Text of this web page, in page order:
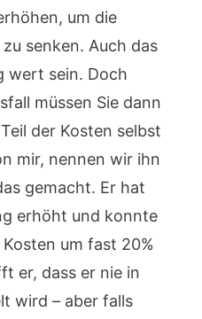
um die
senken. Auch das
wert sein. Doch
müssen Sie dann
der Kosten selbst
mir, nennen wir ihn
gemacht. Er hat
erhöht und konnte
um fast 20%
er, dass er nie in
wird – aber falls